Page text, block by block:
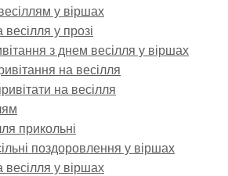
у віршах
у прозі
з днем весілля у віршах
на весілля
на весілля
прикольні
поздоровлення у віршах
у віршах